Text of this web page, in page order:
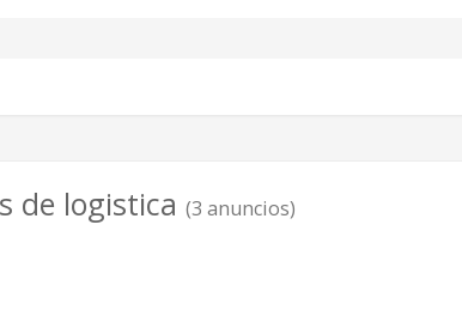
de logistica (3 anuncios)